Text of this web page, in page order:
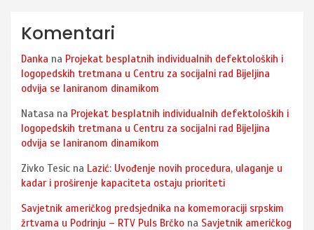
Komentari
Danka na Projekat besplatnih individualnih defektoloških i
logopedskih tretmana u Centru za socijalni rad Bijeljina
odvija se laniranom dinamikom
Natasa na Projekat besplatnih individualnih defektoloških i
logopedskih tretmana u Centru za socijalni rad Bijeljina
odvija se laniranom dinamikom
Zivko Tesic na Lazić: Uvođenje novih procedura, ulaganje u
kadar i proširenje kapaciteta ostaju prioriteti
Savjetnik američkog predsjednika na komemoraciji srpskim
žrtvama u Podrinju – RTV Puls Brčko na Savjetnik američkog